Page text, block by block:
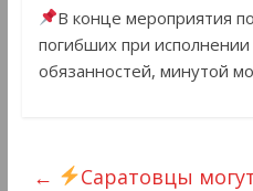
В конце мероприятия
погибших при
обязанностей, минутой
←
Саратовцы